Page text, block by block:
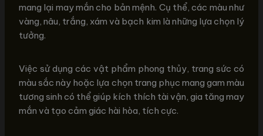
mang lại may mắn cho bản mệnh. Cụ thể, các màu như
vàng, nâu, trắng, xám và bạch kim là những lựa chọn lý
tưởng.
Việc sử dụng các vật phẩm phong thủy, trang sức có
màu sắc này hoặc lựa chọn trang phục mang gam màu
tương sinh có thể giúp kích thích tài vận, gia tăng may
mắn và tạo cảm giác hài hòa, tích cực.